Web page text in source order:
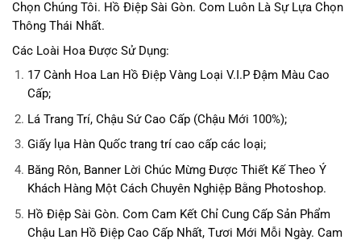
Chọn Chúng Tôi. Hồ Điệp Sài Gòn. Com Luôn Là Sự Lựa Chọn
Thông Thái Nhất.
Các Loài Hoa Được Sử Dụng:
17 Cành Hoa Lan Hồ Điệp Vàng Loại V.I.P Đậm Màu Cao
Cấp;
Lá Trang Trí, Chậu Sứ Cao Cấp (Chậu Mới 100%);
Giấy lụa Hàn Quốc trang trí cao cấp các loại;
Băng Rôn, Banner Lời Chúc Mừng Được Thiết Kế Theo Ý
Khách Hàng Một Cách Chuyên Nghiệp Bằng Photoshop.
Hồ Điệp Sài Gòn. ComCam Kết Chỉ Cung Cấp Sản Phẩm
Chậu Lan Hồ Điệp Cao Cấp Nhất, Tươi Mới Mỗi Ngày. Cam